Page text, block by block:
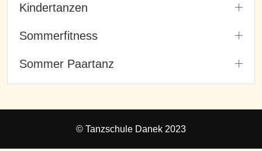
Kindertanzen
Sommerfitness
Sommer Paartanz
© Tanzschule Danek 2023